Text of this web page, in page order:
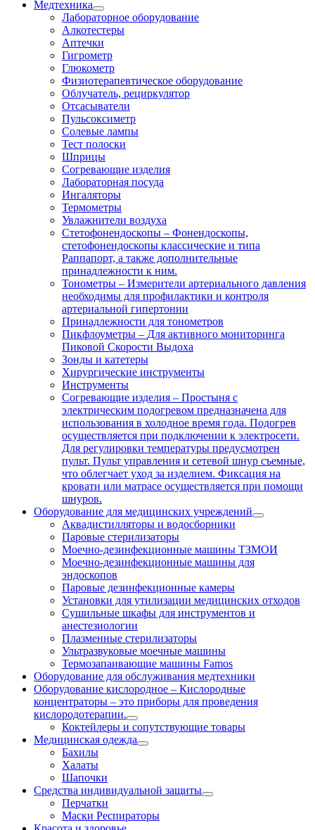
Медтехника
Лабораторное оборудование
Алкотестеры
Аптечки
Гигрометр
Глюкометр
Физиотерапевтическое оборудование
Облучатель, рециркулятор
Отсасыватели
Пульсоксиметр
Солевые лампы
Тест полоски
Шприцы
Согревающие изделия
Лабораторная посуда
Ингаляторы
Термометры
Увлажнители воздуха
Стетофонендоскопы – Фонендоскопы,
стетофонендоскопы классические и типа
Раппапорт, а также дополнительные
принадлежности к ним.
Тонометры – Измерители артериального давления
необходимы для профилактики и контроля
артериальной гипертонии
Принадлежности для тонометров
Пикфлоуметры – Для активного мониторинга
Пиковой Скорости Выдоха
Зонды и катетеры
Хирургические инструменты
Инструменты
Согревающие изделия – Простыня с
электрическим подогревом предназначена для
использования в холодное время года. Подогрев
осуществляется при подключении к электросети.
Для регулировки температуры предусмотрен
пульт. Пульт управления и сетевой шнур съемные,
что облегчает уход за изделием. Фиксация на
кровати или матрасе осуществляется при помощи
шнуров.
Оборудование для медицинских учреждений
Аквадистилляторы и водосборники
Паровые стерилизаторы
Моечно-дезинфекционные машины ТЗМОИ
Моечно-дезинфекционные машины для
эндоскопов
Паровые дезинфекционные камеры
Установки для утилизации медицинских отходов
Сушильные шкафы для инструментов и
анестезиологии
Плазменные стерилизаторы
Ультразвуковые моечные машины
Термозапаивающие машины Famos
Оборудование для обслуживания медтехники
Оборудование кислородное – Кислородные
концентраторы – это приборы для проведения
кислородотерапии.
Коктейлеры и сопутствующие товары
Медицинская одежда
Бахилы
Халаты
Шапочки
Средства индивидуальной защиты
Перчатки
Маски Респираторы